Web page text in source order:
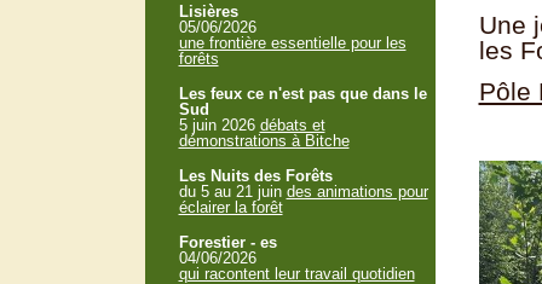
Une
les
Pôle
Lisières
05/06/2026
une frontière essentielle pour les
forêts
Les feux ce n'est pas que dans le
Sud
5 juin 2026 débats et
démonstrations à Bitche
Les Nuits des Forêts
du 5 au 21 juin des animations pour
éclairer la forêt
Forestier - es
04/06/2026
qui racontent leur travail quotidien